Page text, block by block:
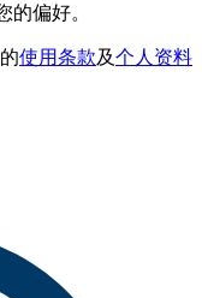
的偏好。
使用条款及个人资料